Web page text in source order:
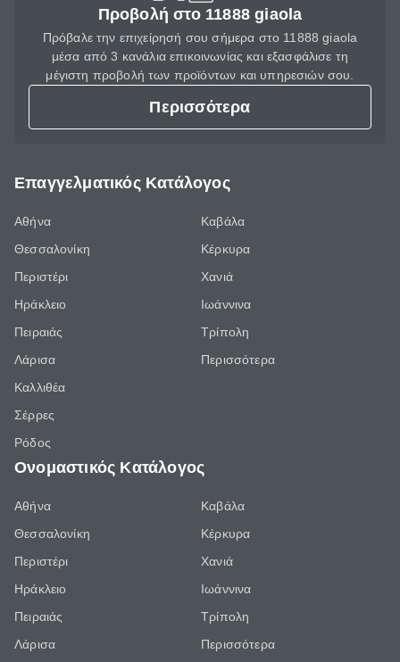
Προβολή στο 11888 giaola
Πρόβαλε την επιχείρησή σου σήμερα στο 11888 giaola
μέσα από 3 κανάλια επικοινωνίας και εξασφάλισε τη
μέγιστη προβολή των προϊόντων και υπηρεσιών σου.
Περισσότερα
Επαγγελματικός Κατάλογος
Αθήνα
Θεσσαλονίκη
Περιστέρι
Ηράκλειο
Πειραιάς
Λάρισα
Καλλιθέα
Σέρρες
Ρόδος
Καβάλα
Κέρκυρα
Χανιά
Ιωάννινα
Τρίπολη
Περισσότερα
Ονομαστικός Κατάλογος
Αθήνα
Θεσσαλονίκη
Περιστέρι
Ηράκλειο
Πειραιάς
Λάρισα
Καβάλα
Κέρκυρα
Χανιά
Ιωάννινα
Τρίπολη
Περισσότερα